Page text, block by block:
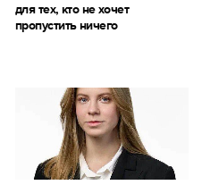
для тех, кто не хочет
пропустить ничего